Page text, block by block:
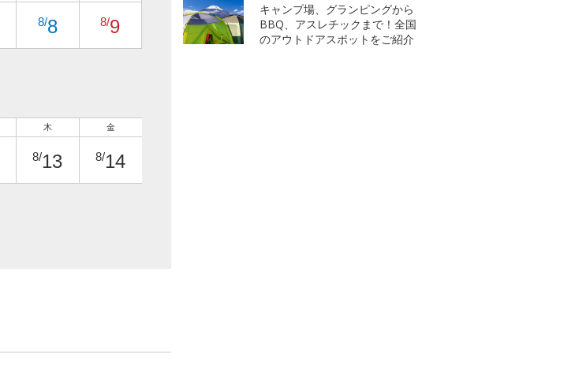
8/8 8/9
木
8/13
金
8/14
キャンプ場、グランピングから
BBQ、アスレチックまで！全国
のアウトドアスポットをご紹介